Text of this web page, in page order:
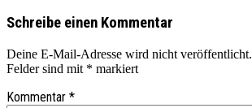
Schreibe einen Kommentar
Deine E-Mail-Adresse wird nicht veröffentlicht.
Felder sind mit * markiert
Kommentar *